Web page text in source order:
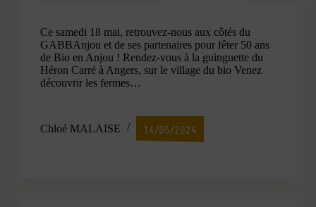
Ce samedi 18 mai, retrouvez-nous aux côtés du
GABBAnjou et de ses partenaires pour fêter 50 ans
de Bio en Anjou ! Rendez-vous à la guinguette du
Héron Carré à Angers, sur le village du bio Venez
découvrir les fermes…
Chloé MALAISE 14/05/2024